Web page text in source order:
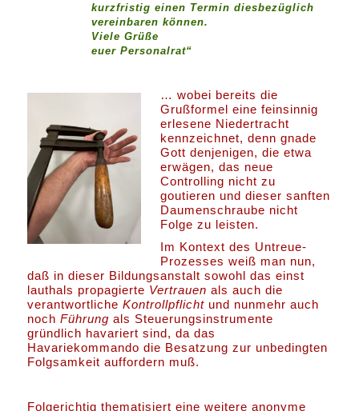
kurzfristig einen Termin diesbezüglich
vereinbaren können.
Viele Grüße
euer Personalrat“
… wobei bereits die
Grußformel eine feinsinnig
erlesene Niedertracht
kennzeichnet, denn gnade
Gott denjenigen, die etwa
erwägen, das neue
Controlling nicht zu
goutieren und dieser sanften
Daumenschraube nicht
Folge zu leisten.
Im Kontext des Untreue-
Prozesses weiß man nun,
daß in dieser Bildungsanstalt sowohl das einst
lauthals propagierte Vertrauen als auch die
verantwortlicheKontrollpflicht und nunmehr auch
nochFührung als Steuerungsinstrumente
gründlich havariert sind, da das
Havariekommando die Besatzung zur unbedingten
Folgsamkeit auffordern muß.
Folgerichtig thematisiert eine weitere anonyme